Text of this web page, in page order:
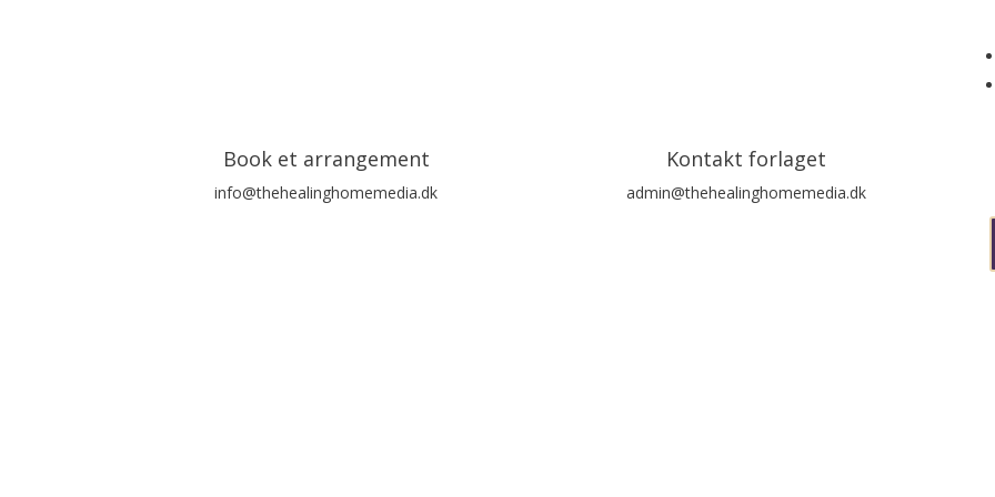
Book et arrangement
info@thehealinghomemedia.dk
Kontakt forlaget
admin@thehealinghomemedia.dk